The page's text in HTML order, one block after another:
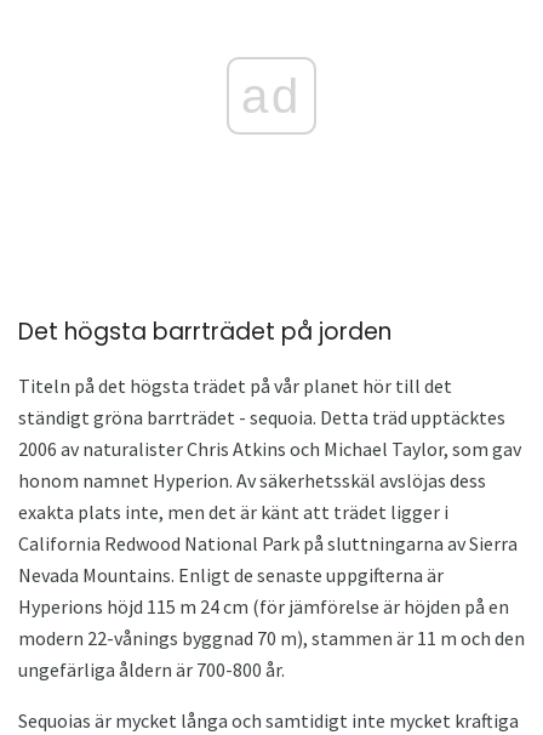
ad
Det högsta barrträdet på jorden
Titeln på det högsta trädet på vår planet hör till det
ständigt gröna barrträdet - sequoia. Detta träd upptäcktes
2006 av naturalister Chris Atkins och Michael Taylor, som gav
honom namnet Hyperion. Av säkerhetsskäl avslöjas dess
exakta plats inte, men det är känt att trädet ligger i
California Redwood National Park på sluttningarna av Sierra
Nevada Mountains. Enligt de senaste uppgifterna är
Hyperions höjd 115 m 24 cm (för jämförelse är höjden på en
modern 22-vånings byggnad 70 m), stammen är 11 m och den
ungefärliga åldern är 700-800 år.
Sequoias är mycket långa och samtidigt inte mycket kraftiga